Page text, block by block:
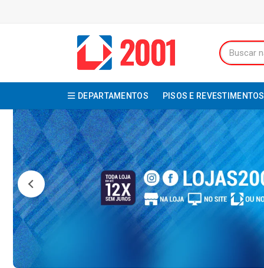
DEPARTAMENTOS PISOS E REVESTIMENTOS